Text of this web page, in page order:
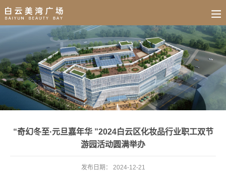
“奇幻冬至·元旦嘉年华 ”2024白云区化妆品行业职工双节
游园活动圆满举办
发布日期： 2024-12-21